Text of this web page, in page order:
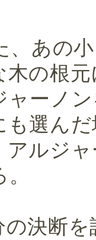
、あの
木の根
ャーノ
も選ん
アルジ
の決断